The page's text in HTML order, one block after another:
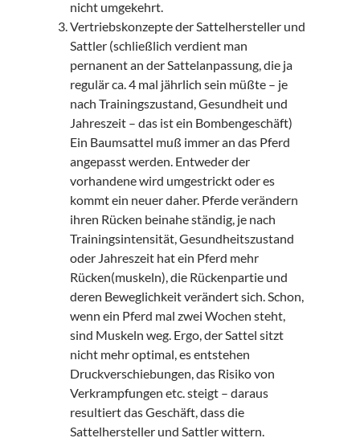
nicht umgekehrt.
Vertriebskonzepte der Sattelhersteller und
Sattler (schließlich verdient man
pernanent an der Sattelanpassung, die ja
regulär ca. 4 mal jährlich sein müßte – je
nach Trainingszustand, Gesundheit und
Jahreszeit – das ist ein Bombengeschäft)
Ein Baumsattel muß immer an das Pferd
angepasst werden. Entweder der
vorhandene wird umgestrickt oder es
kommt ein neuer daher. Pferde verändern
ihren Rücken beinahe ständig, je nach
Trainingsintensität, Gesundheitszustand
oder Jahreszeit hat ein Pferd mehr
Rücken(muskeln), die Rückenpartie und
deren Beweglichkeit verändert sich. Schon,
wenn ein Pferd mal zwei Wochen steht,
sind Muskeln weg. Ergo, der Sattel sitzt
nicht mehr optimal, es entstehen
Druckverschiebungen, das Risiko von
Verkrampfungen etc. steigt – daraus
resultiert das Geschäft, dass die
Sattelhersteller und Sattler wittern.